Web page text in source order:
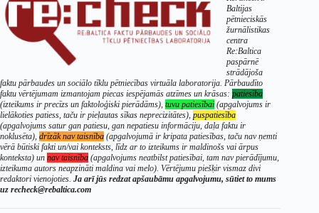
Baltijas
pētnieciskās
žurnālistikas
centra
Re:Baltica
paspārnē
strādājoša
faktu pārbaudes un sociālo tīklu pētniecības virtuāla laboratorija. Pārbaudīto
faktu vērtējumam izmantojam piecas iespējamās atzīmes un krāsas: patiesība
(izteikums ir precīzs un faktoloģiski pierādāms), tuvu patiesībai (apgalvojums ir
lielākoties patiess, taču ir pieļautas sīkas neprecizitātes), puspatiesība
(apgalvojums satur gan patiesu, gan nepatiesu informāciju, daļa faktu ir
noklusēta), drīzāk nav taisnība (apgalvojumā ir kripata patiesības, taču nav ņemti
vērā būtiski fakti un/vai konteksts, līdz ar to izteikums ir maldinošs vai ārpus
konteksta) un nav taisnība (apgalvojums neatbilst patiesībai, tam nav pierādījumu,
izteikuma autors neapzināti maldina vai melo). Vērtējumu piešķir vismaz divi
redaktori vienojoties. Ja arī jūs redzat apšaubāmu apgalvojumu, sūtiet to mums
uz recheck@rebaltica.com